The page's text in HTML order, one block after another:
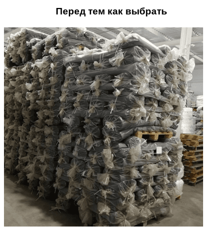
Перед тем как выбрать